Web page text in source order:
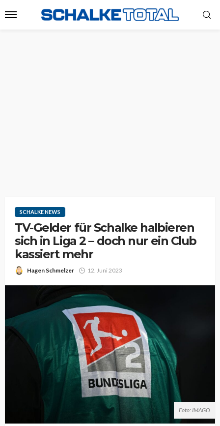
SCHALKE NEWS
TV-Gelder für Schalke halbieren
sich in Liga 2 – doch nur ein Club
kassiert mehr
Hagen Schmelzer 12. Juni 2023
Foto: IMAGO